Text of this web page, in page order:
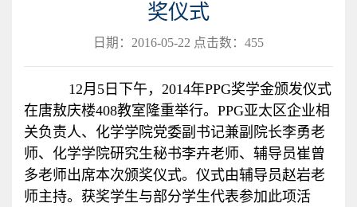
奖仪式
日期：2016-05-22 点击数： 455
12月5日下午，2014年PPG奖学金颁发仪式
在唐敖庆楼408教室隆重举行。PPG亚太区企业相
关负责人、化学学院党委副书记兼副院长李勇老
师、化学学院研究生秘书李卉老师、辅导员崔曾
多老师出席本次颁奖仪式。仪式由辅导员赵岩老
师主持。获奖学生与部分学生代表参加此项活